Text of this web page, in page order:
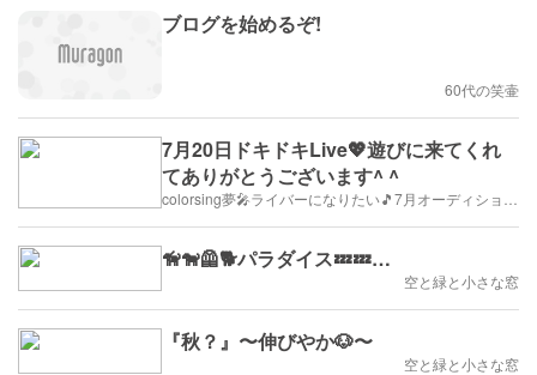
ブログを始めるぞ!
60代の笑壷
7月20日ドキドキLive💖遊びに来てくれ
てありがとうございます^ ^
🦮🐕‍🦺🐕パラダイス💤💤…
空と緑と小さな窓
『秋？』〜伸びやか🐶〜
空と緑と小さな窓